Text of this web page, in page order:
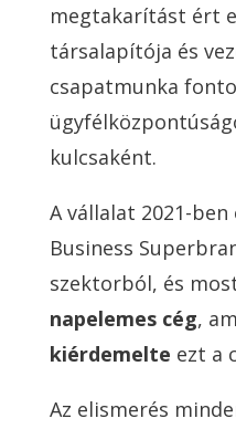
megtakarítást ért
társalapítója és
csapatmunka
kulcsaként.
A vállalat 2021-ben
Business
szektorból, és
napelemes cég,
kiérdemelte ezt a
Az elismerés